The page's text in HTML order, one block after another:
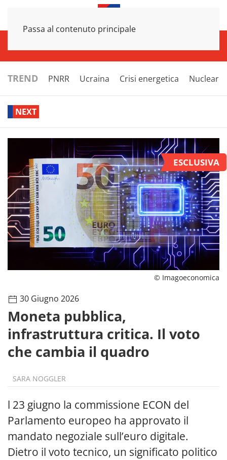
Passa al contenuto principale
TREND PNRR Ucraina Crisi energetica Nucleare
NEXT
© Imagoeconomica
30 Giugno 2026
Moneta pubblica,
infrastruttura critica. Il voto
che cambia il quadro
SARA NOGGLER
l 23 giugno la commissione ECON del
Parlamento europeo ha approvato il
mandato negoziale sull’euro digitale.
Dietro il voto tecnico, un significato politico